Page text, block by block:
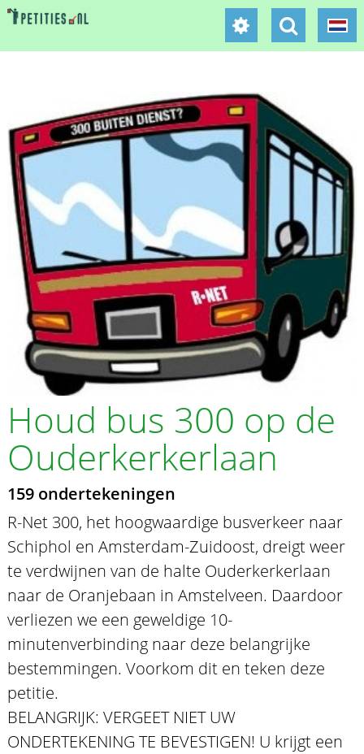
Houd bus 300 op de
Ouderkerkerlaan
159 ondertekeningen
R-Net 300, het hoogwaardige busverkeer naar
Schiphol en Amsterdam-Zuidoost, dreigt weer
te verdwijnen van de halte Ouderkerkerlaan
naar de Oranjebaan in Amstelveen. Daardoor
verliezen we een geweldige 10-
minutenverbinding naar deze belangrijke
bestemmingen. Voorkom dit en teken deze
petitie.
BELANGRIJK: VERGEET NIET UW
ONDERTEKENING TE BEVESTIGEN! U krijgt een